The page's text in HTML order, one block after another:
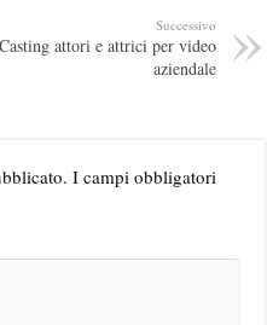
Successivo
Casting attori e attrici per video
aziendale
I campi obbligatori